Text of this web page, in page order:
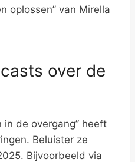
oplossen” van Mirella
over de
in de overgang” heeft
Beluister ze
Bijvoorbeeld via